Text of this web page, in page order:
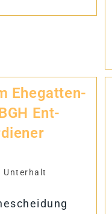
Ehe­gat­ten­
Ent­
Unterhalt